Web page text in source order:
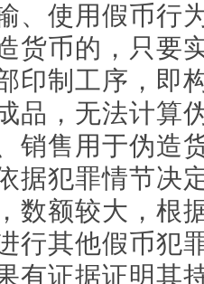
、使用假币行
货币的，只要
印制工序，即
品，无法计算
销售用于伪造
据犯罪情节决
数额较大，根
行其他假币犯
有证据证明其